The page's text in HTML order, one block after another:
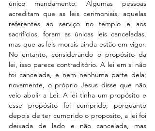
único mandamento. Algumas pessoas
acreditam que as leis cerimoniais, aquelas
referentes ao serviço no templo e aos
sacrifícios, foram as únicas leis canceladas,
mas que as leis morais ainda estão em vigor.
No entanto, considerando o propósito da
lei, isso parece contraditório. A lei em si não
foi cancelada, e nem nenhuma parte dela;
novamente, o próprio Jesus disse que não
veio abolir a Lei. A lei tinha um propósito e
esse propósito foi cumprido; porquanto
depois de ter cumprido o proposito, a lei foi
deixada de lado e não cancelada, mas